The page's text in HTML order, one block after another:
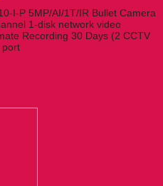
I-P 5MP/AI/1T/IR Bullet Camera
1-disk network video
Recording 30 Days (2 CCTV
port